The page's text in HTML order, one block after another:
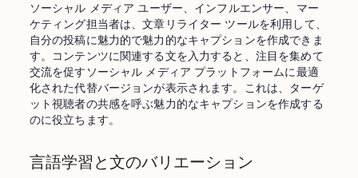
ソーシャル メディア ユーザー、インフルエンサー、マー
ケティング担当者は、文章リライター ツールを利用して、
自分の投稿に魅力的で魅力的なキャプションを作成できま
す。コンテンツに関連する文を入力すると、注目を集めて
交流を促すソーシャル メディア プラットフォームに最適
化された代替バージョンが表示されます。これは、ターゲ
ット視聴者の共感を呼ぶ魅力的なキャプションを作成する
のに役立ちます。
言語学習と文のバリエーション